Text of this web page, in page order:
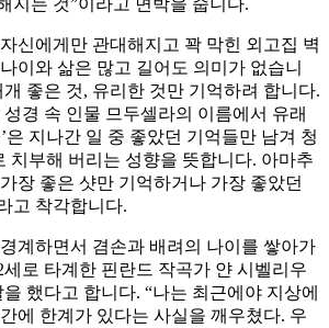
지는 것”이라고 면박을 줍니다.
신에게만 관대해지고 꽉 막힌 외고집 벽
이와 삶은 많고 길어도 의미가 없습니
좋은 것, 유리한 것만 기억하려 합니다.
경 속 인물 므두셀라의 이름에서 유래
은 지나간 일 중 좋았던 기억들만 남겨 청
치부해 버리는 성향을 뜻합니다. 아마추
장 좋은 샷만 기억하거나 가장 좋았던
고 착각합니다.
계하면서 겸손과 배려의 나이를 쌓아가
로 타계한 핀란드 작곡가 얀 시벨리우
했다고 합니다. “나는 최근에야 지상에
에 한계가 있다는 사실을 깨우쳤다. 우